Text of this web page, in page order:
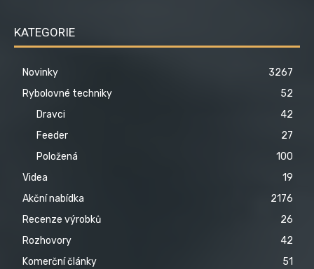
KATEGORIE
Novinky
3267
Rybolovné techniky
52
Dravci
42
Feeder
27
Položená
100
Videa
19
Akční nabídka
2176
Recenze výrobků
26
Rozhovory
42
Komerční články
51